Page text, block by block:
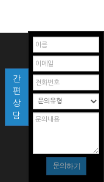
간
편
상
담